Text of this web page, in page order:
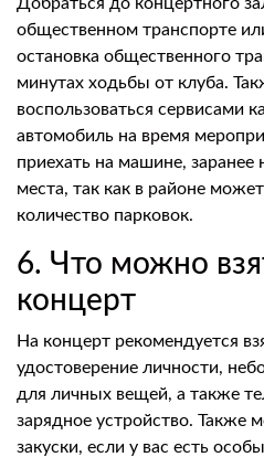
общественном транспорте
остановка общественного
минутах ходьбы от клуба.
воспользоваться сервисами
автомобиль на время
приехать на машине, заранее
места, так как в районе
количество парковок.
6. Что можно
концерт
На концерт рекомендуется
удостоверение личности,
для личных вещей, а также
зарядное устройство. Также
закуски, если у вас есть